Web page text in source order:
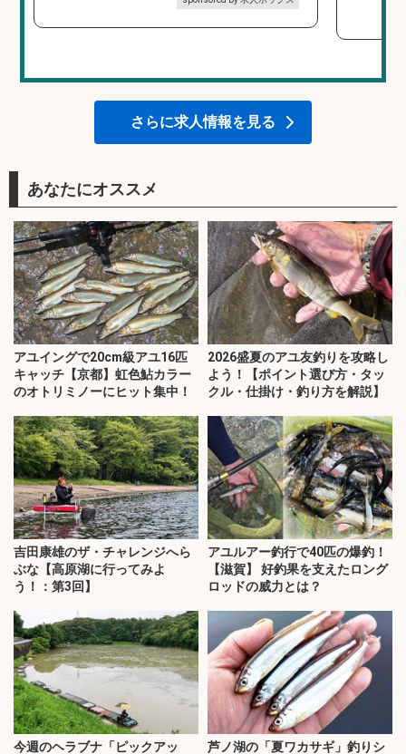
さらに求人情報を見る
あなたにオススメ
アユイングで20cm級アユ16匹
キャッチ【京都】虹色鮎カラー
のオトリミノーにヒット集中！
2026盛夏のアユ友釣りを攻略し
よう！【ポイント選び方・タッ
クル・仕掛け・釣り方を解説】
吉田康雄のザ・チャレンジへら
ぶな【高原湖に行ってみよ
う！：第3回】
アユルアー釣行で40匹の爆釣！
【滋賀】 好釣果を支えたロング
ロッドの威力とは？
今週のヘラブナ「ピックアッ 芦ノ湖の「夏ワカサギ」釣りシ